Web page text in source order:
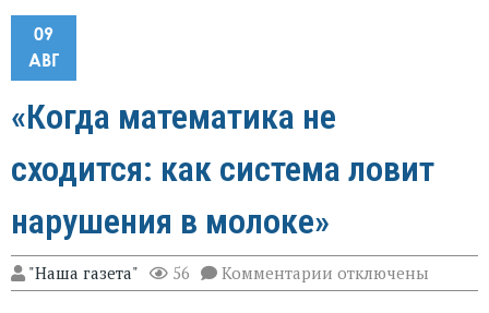
09
АВГ
«Когда математика не
сходится: как система ловит
нарушения в молоке»
"Наша газета" 56 Комментарии к
записи
отключены